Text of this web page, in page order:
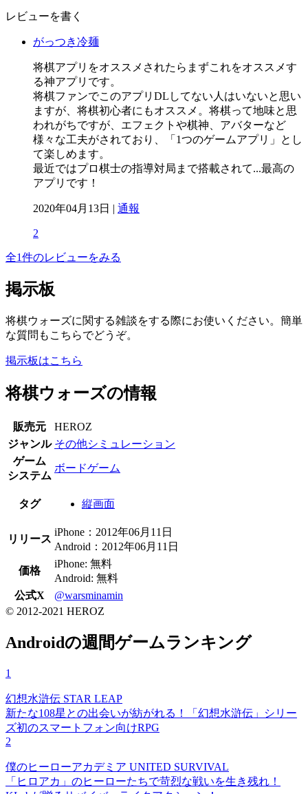
レビューを書く
がっつき冷麺
将棋アプリをオススメされたらまずこれをオススメす
る神アプリです。
将棋ファンでこのアプリDLしてない人はいないと思い
ますが、将棋初心者にもオススメ。将棋って地味と思
われがちですが、エフェクトや棋神、アバターなど
様々な工夫がされており、「1つのゲームアプリ」とし
て楽しめます。
最近ではプロ棋士の指導対局まで搭載されて...最高の
アプリです！
2020年04月13日 | 通報
2
全1件のレビューをみる
掲示板
将棋ウォーズに関する雑談をする際にお使いください。簡単
な質問もこちらでどうぞ。
掲示板はこちら
将棋ウォーズの情報
販売元
HEROZ
ジャンル その他シミュレーション
ゲーム
システム
ボードゲーム
タグ 縦画面
リリース
iPhone：2012年06月11日
Android：2012年06月11日
価格
iPhone: 無料
Android: 無料
公式X
@warsminamin
© 2012-2021 HEROZ
Androidの週間ゲームランキング
1
幻想水滸伝 STAR LEAP
新たな108星との出会いが紡がれる！「幻想水滸伝」シリー
ズ初のスマートフォン向けRPG
2
僕のヒーローアカデミア UNITED SURVIVAL
「ヒロアカ」のヒーローたちで苛烈な戦いを生き残れ！